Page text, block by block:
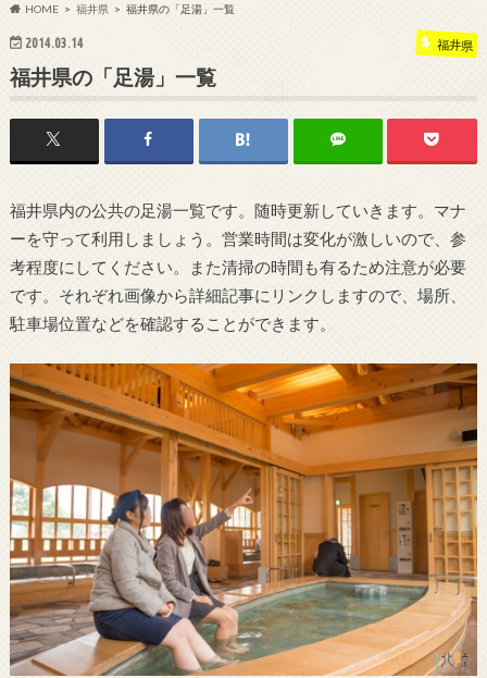
HOME 福井県 福井県の「足湯」一覧
2014.03.14 福井県
福井県の「足湯」一覧
福井県内の公共の足湯一覧です。随時更新していきます。マナ
ーを守って利用しましょう。営業時間は変化が激しいので、参
考程度にしてください。また清掃の時間も有るため注意が必要
です。それぞれ画像から詳細記事にリンクしますので、場所、
駐車場位置などを確認することができます。